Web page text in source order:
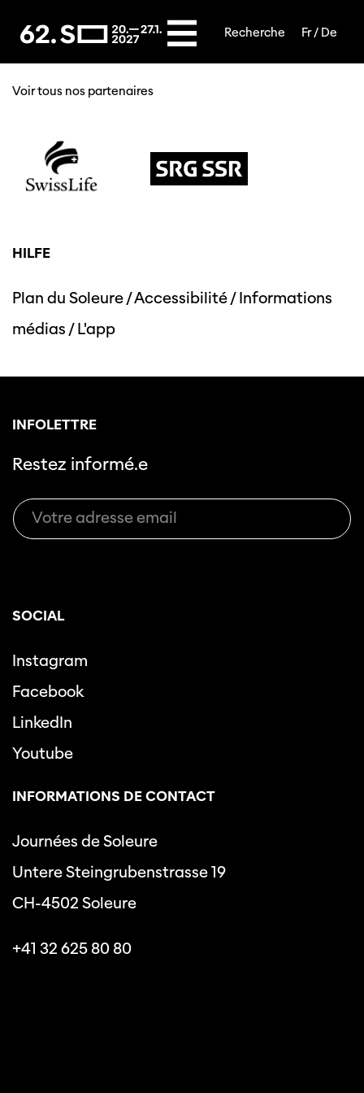
Recherche Fr / De
NOS PARTENAIRES
Voir tous nos partenaires
HILFE
Plan du Soleure/Accessibilité/Informations
médias /L'app
INFOLETTRE
Restez informé.e
SOCIAL
Instagram
Facebook
LinkedIn
Youtube
INFORMATIONS DE CONTACT
Journées de Soleure
Untere Steingrubenstrasse 19
CH-4502 Soleure
+41 32 625 80 80